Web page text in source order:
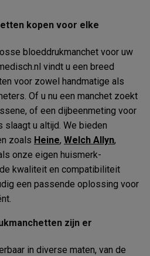
kopen voor elke
bloeddrukmanchet voor uw
vindt u een breed
voor zowel handmatige als
Of u nu een manchet zoekt
of een dijbeenmeting voor
slaagt u altijd. We bieden
zoals Heine, Welch Allyn,
onze eigen huismerk-
kwaliteit en compatibiliteit
een passende oplossing voor
zijn er
in diverse maten, van de